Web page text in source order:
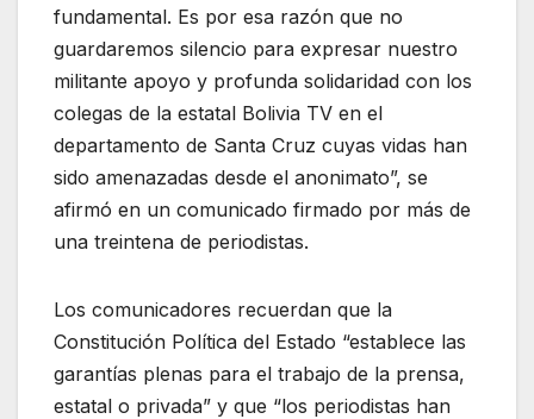
fundamental. Es por esa razón que no
guardaremos silencio para expresar nuestro
militante apoyo y profunda solidaridad con los
colegas de la estatal Bolivia TV en el
departamento de Santa Cruz cuyas vidas han
sido amenazadas desde el anonimato”, se
afirmó en un comunicado firmado por más de
una treintena de periodistas.
Los comunicadores recuerdan que la
Constitución Política del Estado “establece las
garantías plenas para el trabajo de la prensa,
estatal o privada” y que “los periodistas han